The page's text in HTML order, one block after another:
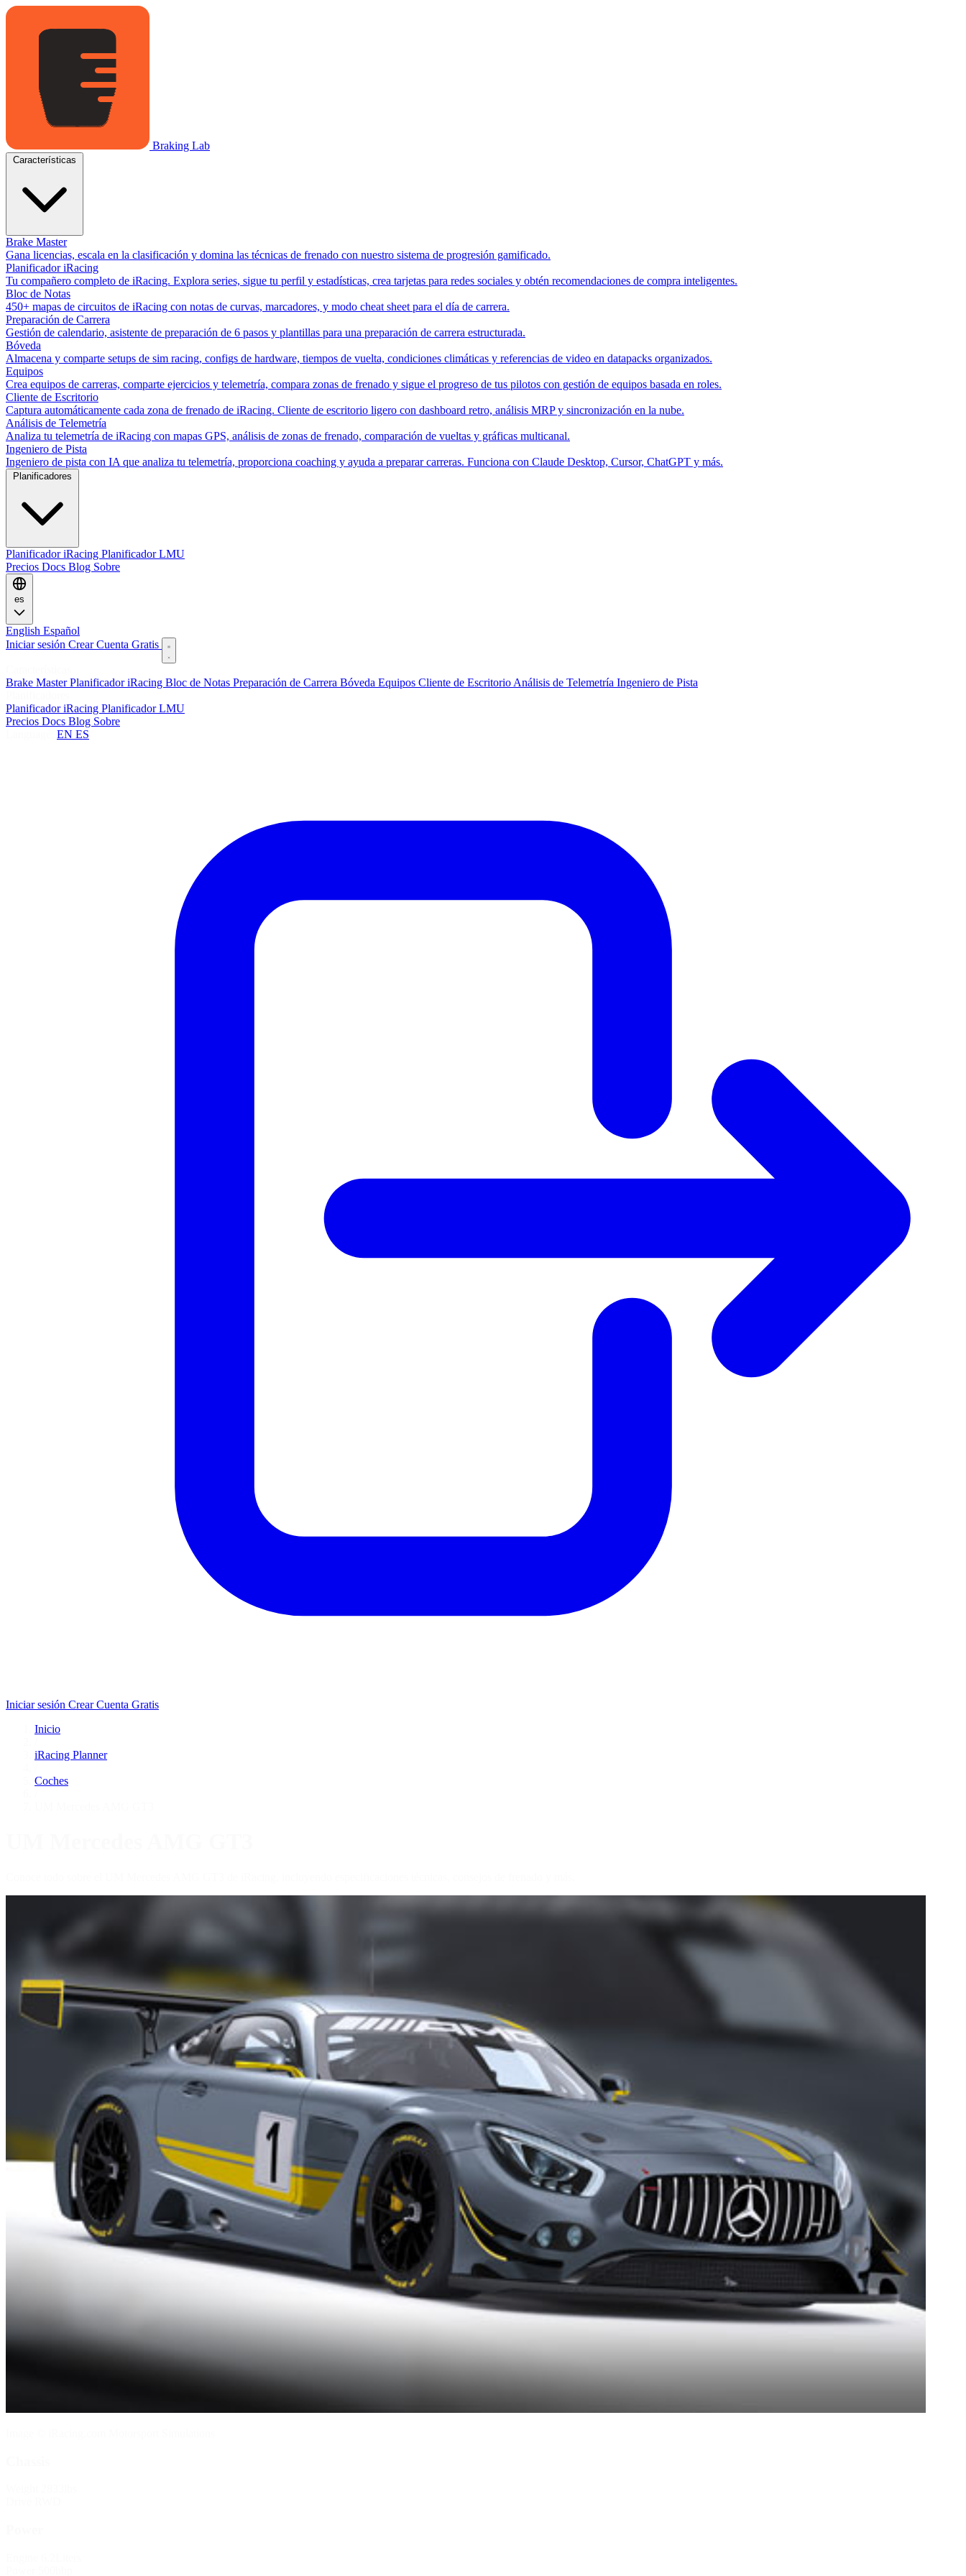
Braking Lab
Brake Master
Gana licencias, escala en la clasificación y domina las técnicas de frenado con nuestro sistema de progresión gamificado.
Planificador iRacing
Tu compañero completo de iRacing. Explora series, sigue tu perfil y estadísticas, crea tarjetas para redes sociales y obtén recomendaciones de compra inteligentes.
Bloc de Notas
450+ mapas de circuitos de iRacing con notas de curvas, marcadores, y modo cheat sheet para el día de carrera.
Preparación de Carrera
Gestión de calendario, asistente de preparación de 6 pasos y plantillas para una preparación de carrera estructurada.
Bóveda
Almacena y comparte setups de sim racing, configs de hardware, tiempos de vuelta, condiciones climáticas y referencias de video en datapacks organizados.
Equipos
Crea equipos de carreras, comparte ejercicios y telemetría, compara zonas de frenado y sigue el progreso de tus pilotos con gestión de equipos basada en roles.
Cliente de Escritorio
Captura automáticamente cada zona de frenado de iRacing. Cliente de escritorio ligero con dashboard retro, análisis MRP y sincronización en la nube.
Análisis de Telemetría
Analiza tu telemetría de iRacing con mapas GPS, análisis de zonas de frenado, comparación de vueltas y gráficas multicanal.
Ingeniero de Pista
Ingeniero de pista con IA que analiza tu telemetría, proporciona coaching y ayuda a preparar carreras. Funciona con Claude Desktop, Cursor, ChatGPT y más.
Planificador iRacing Planificador LMU
Precios Docs Blog Sobre
es
English Español
Iniciar sesión Crear Cuenta Gratis
Brake MasterPlanificador iRacing Bloc de Notas Preparación de Carrera Bóveda Equipos Cliente de Escritorio Análisis de Telemetría Ingeniero de Pista
Planificador iRacing Planificador LMU
Precios Docs Blog Sobre
EN ES
Iniciar sesión Crear Cuenta Gratis
Inicio
iRacing Planner
Coches